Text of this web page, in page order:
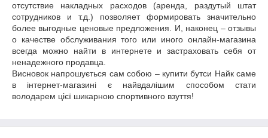
отсутствие накладных расходов (аренда, раздутый штат
сотрудников и т.д.) позволяет формировать значительно
более выгодные ценовые предложения. И, наконец – отзывы
о качестве обслуживания того или иного онлайн-магазина
всегда можно найти в интернете и застраховать себя от
ненадежного продавца.
Висновок напрошується сам собою – купити бутси Найк саме
в інтернет-магазині є найвдалішим способом стати
володарем цієї шикарною спортивного взуття!